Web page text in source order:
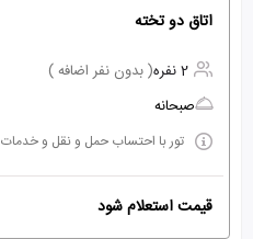
اتاق دو تخته
2 نفره
( بدون نفر اضافه )
صبحانه
تور با احتساب حمل و نقل و خدمات
قیمت استعلام شود